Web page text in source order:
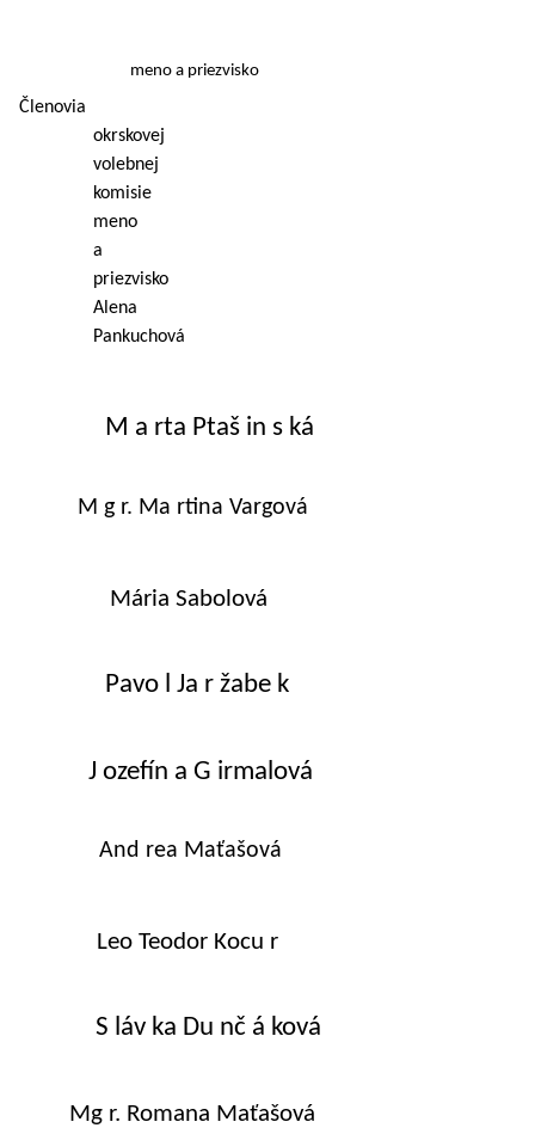
meno a priezvisko
Členovia
okrskovej
volebnej
komisie
meno
a
priezvisko
Alena
Pankuchová
M a rta Ptaš in s ká
M g r. Ma rtina Vargová
Mária Sabolová
Pavo l Ja r žabe k
J ozefín a G irmalová
And rea Maťašová
Leo Teodor Kocu r
S láv ka Du nč á ková
Mg r. Romana Maťašová